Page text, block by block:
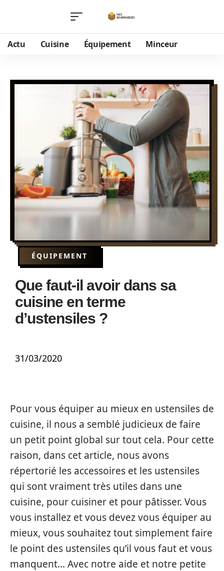
Actu Cuisine Équipement Minceur
ÉQUIPEMENT
Que faut-il avoir dans sa
cuisine en terme
d’ustensiles ?
31/03/2020
Pour vous équiper au mieux en ustensiles de
cuisine, il nous a semblé judicieux de faire
un petit point global sur tout cela. Pour cette
raison, dans cet article, nous avons
répertorié les accessoires et les ustensiles
qui sont vraiment très utiles dans une
cuisine, pour cuisiner et pour pâtisser. Vous
vous installez et vous devez vous équiper au
mieux, vous souhaitez tout simplement faire
le point des ustensiles qu’il vous faut et vous
manquent… Avec notre aide et notre petite